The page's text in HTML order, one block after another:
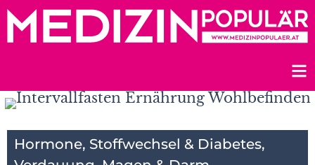
Zum
Inhalt
Hormone, Stoffwechsel & Diabetes,